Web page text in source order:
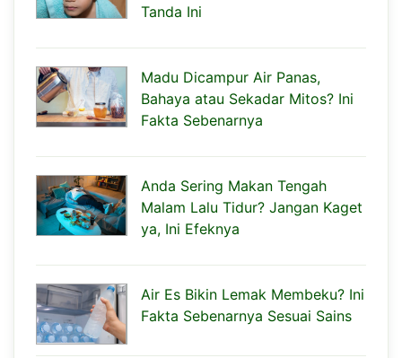
Tanda Ini
Madu Dicampur Air Panas,
Bahaya atau Sekadar Mitos? Ini
Fakta Sebenarnya
Anda Sering Makan Tengah
Malam Lalu Tidur? Jangan Kaget
ya, Ini Efeknya
Air Es Bikin Lemak Membeku? Ini
Fakta Sebenarnya Sesuai Sains